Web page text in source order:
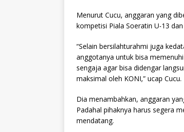
Menurut Cucu, anggaran yang
kompetisi Piala Soeratin U-13
“Selain bersilahturahmi juga
anggotanya untuk bisa
sengaja agar bisa didengar
maksimal oleh KONI,” ucap Cucu.
Dia menambahkan, anggaran
Padahal pihaknya harus segera
mendatang.